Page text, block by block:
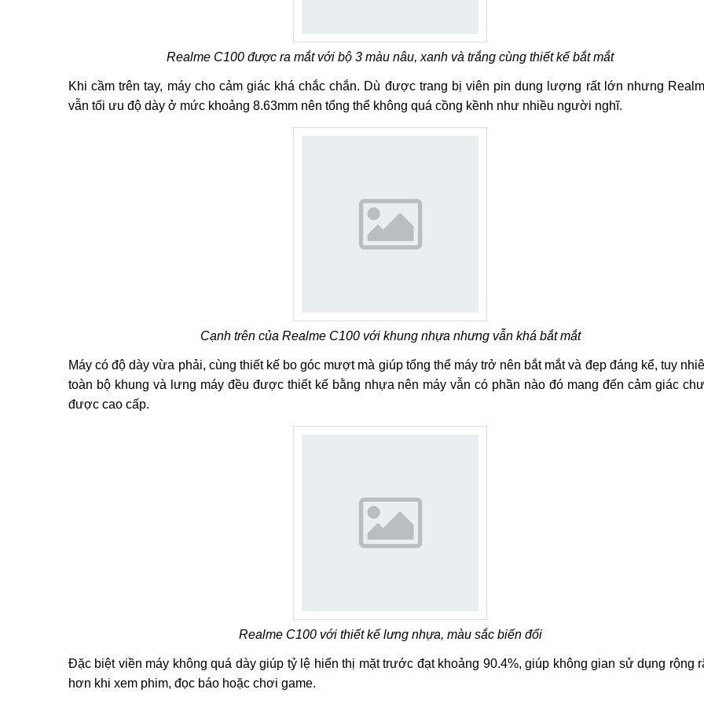
Realme C100 được ra mắt với bộ 3 màu nâu, xanh và trắng cùng thiết kế bắt mắt
Khi cầm trên tay, máy cho cảm giác khá chắc chắn. Dù được trang bị viên pin dung lượng rất lớn nhưng
vẫn tối ưu độ dày ở mức khoảng 8.63mm nên tổng thể không quá cồng kềnh như nhiều người nghĩ.
Cạnh trên của Realme C100 với khung nhựa nhưng vẫn khá bắt mắt
Máy có độ dày vừa phải, cùng thiết kế bo góc mượt mà giúp tổng thể máy trở nên bắt mắt và đẹp đáng kể, tuy
toàn bộ khung và lưng máy đều được thiết kế bằng nhựa nên máy vẫn có phần nào đó mang đến cảm giác
được cao cấp.
Realme C100 với thiết kế lưng nhựa, màu sắc biến đổi
Đặc biệt viền máy không quá dày giúp tỷ lệ hiển thị mặt trước đạt khoảng 90.4%, giúp không gian sử dụng rộng
hơn khi xem phim, đọc báo hoặc chơi game.